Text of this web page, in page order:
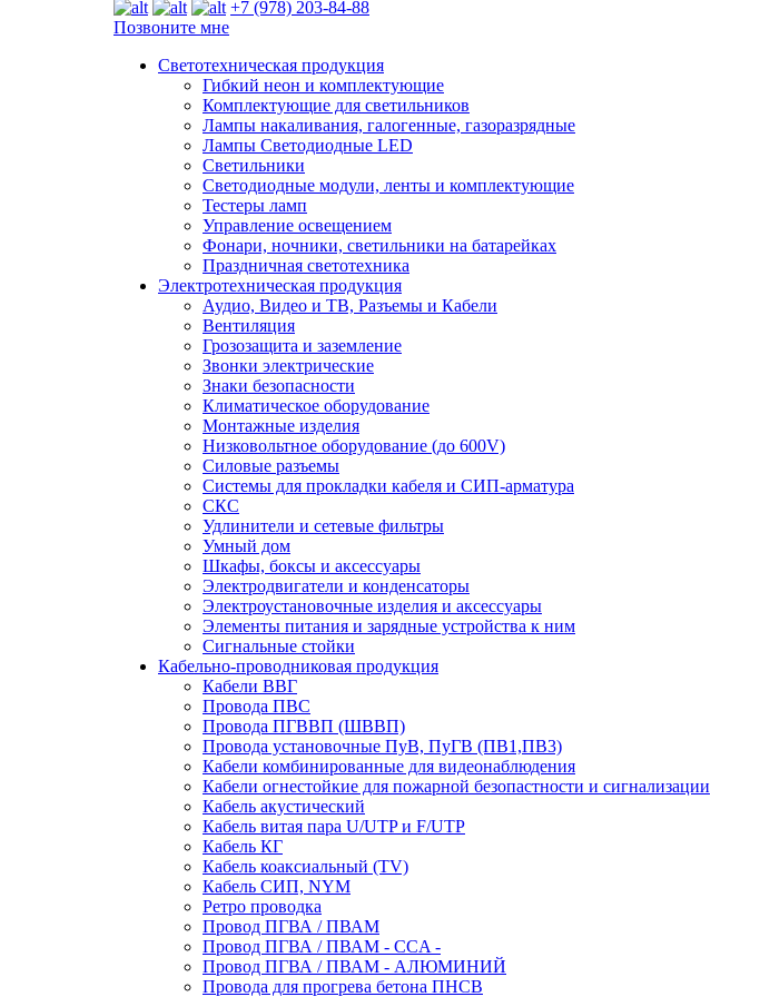
+7 (978) 203-84-88
Позвоните мне
Светотехническая продукция
Гибкий неон и комплектующие
Комплектующие для светильников
Лампы накаливания, галогенные, газоразрядные
Лампы Светодиодные LED
Светильники
Светодиодные модули, ленты и комплектующие
Тестеры ламп
Управление освещением
Фонари, ночники, светильники на батарейках
Праздничная светотехника
Электротехническая продукция
Аудио, Видео и ТВ, Разъемы и Кабели
Вентиляция
Грозозащита и заземление
Звонки электрические
Знаки безопасности
Климатическое оборудование
Монтажные изделия
Низковольтное оборудование (до 600V)
Силовые разъемы
Системы для прокладки кабеля и СИП-арматура
СКС
Удлинители и сетевые фильтры
Умный дом
Шкафы, боксы и аксессуары
Электродвигатели и конденсаторы
Электроустановочные изделия и аксессуары
Элементы питания и зарядные устройства к ним
Сигнальные стойки
Кабельно-проводниковая продукция
Кабели ВВГ
Провода ПВС
Провода ПГВВП (ШВВП)
Провода установочные ПуВ, ПуГВ (ПВ1,ПВ3)
Кабели комбинированные для видеонаблюдения
Кабели огнестойкие для пожарной безопастности и сигнализации
Кабель акустический
Кабель витая пара U/UTP и F/UTP
Кабель КГ
Кабель коаксиальный (TV)
Кабель СИП, NYM
Ретро проводка
Провод ПГВА / ПВАМ
Провод ПГВА / ПВАМ - CCA -
Провод ПГВА / ПВАМ - АЛЮМИНИЙ
Провода для прогрева бетона ПНСВ